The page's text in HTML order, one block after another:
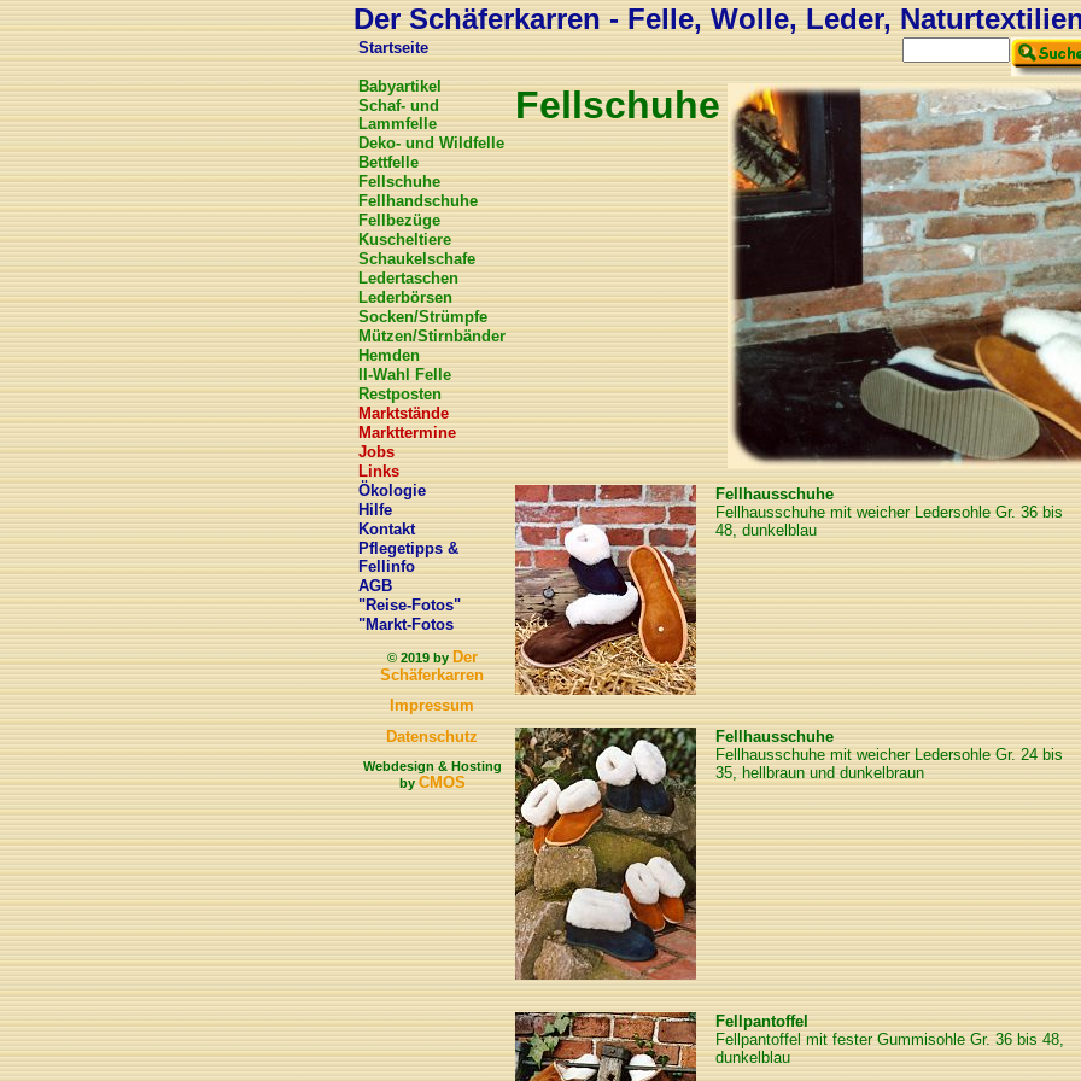
Der Schäferkarren - Felle, Wolle, Leder,
Startseite
Babyartikel
Schaf- und
Lammfelle
Deko- und Wildfelle
Bettfelle
Fellschuhe
Fellhandschuhe
Fellbezüge
Kuscheltiere
Schaukelschafe
Ledertaschen
Lederbörsen
Socken/Strümpfe
Mützen/Stirnbänder
Hemden
II-Wahl Felle
Restposten
Marktstände
Markttermine
Jobs
Links
Ökologie
Hilfe
Kontakt
Pflegetipps &
Fellinfo
AGB
"Reise-Fotos"
"Markt-Fotos
© 2019 byDer
Schäferkarren
Impressum
Datenschutz
Webdesign & Hosting
byCMOS
Fellschuhe
Fellhausschuhe
Fellhausschuhe mit weicher Ledersohle Gr. 36 bis
48, dunkelblau
Fellhausschuhe
Fellhausschuhe mit weicher Ledersohle Gr. 24 bis
35, hellbraun und dunkelbraun
Fellpantoffel
Fellpantoffel mit fester Gummisohle Gr. 36 bis 48,
dunkelblau